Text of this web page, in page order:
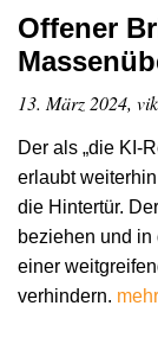
Offener
13. März 2024,
Der als „die KI-
erlaubt
die Hintertür.
beziehen und
einer
verhindern.